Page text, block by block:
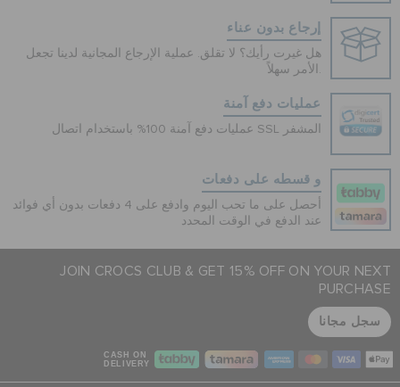
إرجاع بدون عناء
هل غيرت رأيك؟ لا تقلق. عملية الإرجاع المجانية لدينا تجعل
الأمر سهلاً.
عمليات دفع آمنة
عمليات دفع آمنة 100% باستخدام اتصال SSL المشفر
و قسطه على دفعات
أحصل على ما تحب اليوم وادفع على 4 دفعات بدون أي فوائد
عند الدفع في الوقت المحدد
JOIN CROCS CLUB & GET 15% OFF ON YOUR NEXT
PURCHASE
سجل مجانا
CASH ON
DELIVERY